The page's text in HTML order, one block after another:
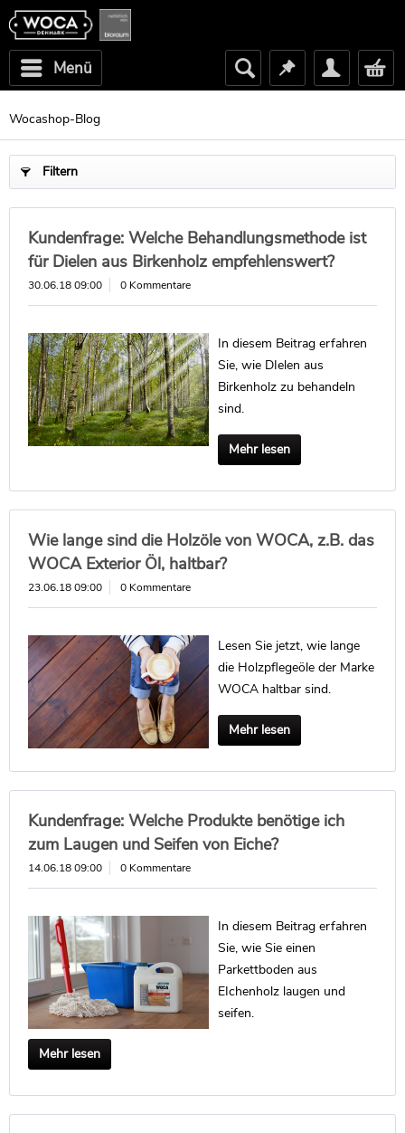
Menü
Wocashop-Blog
Filtern
Kundenfrage: Welche Behandlungsmethode ist
für Dielen aus Birkenholz empfehlenswert?
30.06.18 09:00 0 Kommentare
In diesem Beitrag erfahren
Sie, wie DIelen aus
Birkenholz zu behandeln
sind.
Mehr lesen
Wie lange sind die Holzöle von WOCA, z.B. das
WOCA Exterior Öl, haltbar?
23.06.18 09:00 0 Kommentare
Lesen Sie jetzt, wie lange
die Holzpflegeöle der Marke
WOCA haltbar sind.
Mehr lesen
Kundenfrage: Welche Produkte benötige ich
zum Laugen und Seifen von Eiche?
14.06.18 09:00 0 Kommentare
In diesem Beitrag erfahren
Sie, wie Sie einen
Parkettboden aus
EIchenholz laugen und
seifen.
Mehr lesen